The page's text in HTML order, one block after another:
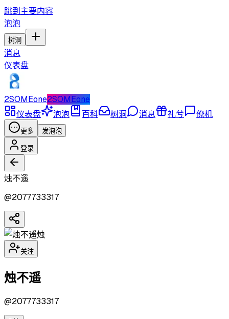
跳到主要内容
泡泡
树洞
消息
仪表盘
2SOMEone2SOMEone
仪表盘
泡泡 百科 树洞 消息 礼兮 僚机
更多 发泡泡
登录
烛不遥
@2077733317
烛
关注
烛不遥
@2077733317